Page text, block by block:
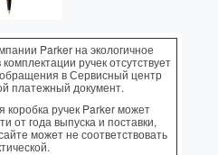
Parker на экологичное
ручек отсутствует
в Сервисный центр
платежный документ.
ручек Parker может
от года выпуска и поставки,
может не соответствовать